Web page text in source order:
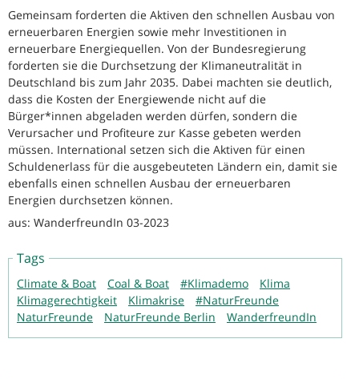
Gemeinsam forderten die Aktiven den schnellen Ausbau von
erneuerbaren Energien sowie mehr Investitionen in
erneuerbare Energiequellen. Von der Bundesregierung
forderten sie die Durchsetzung der Klimaneutralität in
Deutschland bis zum Jahr 2035. Dabei machten sie deutlich,
dass die Kosten der Energiewende nicht auf die
Bürger*innen abgeladen werden dürfen, sondern die
Verursacher und Profiteure zur Kasse gebeten werden
müssen. International setzen sich die Aktiven für einen
Schuldenerlass für die ausgebeuteten Ländern ein, damit sie
ebenfalls einen schnellen Ausbau der erneuerbaren
Energien durchsetzen können.
aus: WanderfreundIn 03-2023
Tags
Climate & Boat Coal & Boat #Klimademo
Klima
Klimagerechtigkeit
Klimakrise
#NaturFreunde
NaturFreunde
NaturFreunde Berlin WanderfreundIn